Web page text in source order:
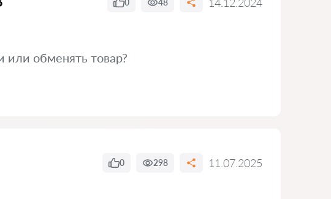
0 48
или обменять товар?
0 298 11.07.2025